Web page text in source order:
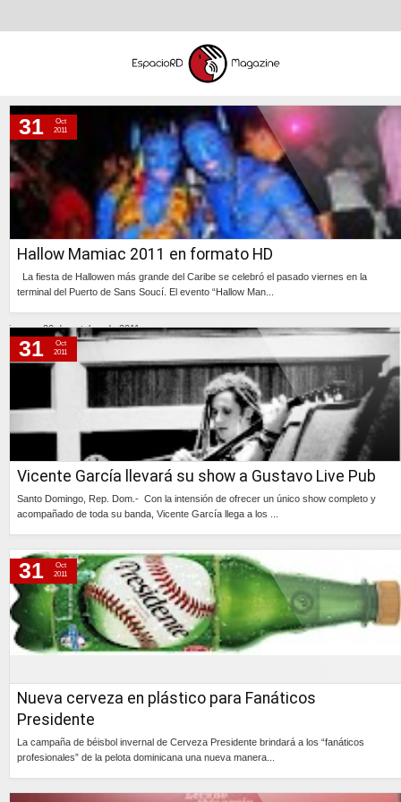
lunes, 31 de octubre de 2011
Hallow Mamiac 2011 en formato HD
La fiesta de Hallowen más grande del Caribe se celebró el pasado viernes en la
terminal del Puerto de Sans Soucí. El evento “Hallow Man...
31
Oct
2011
Vicente García llevará su show a Gustavo Live Pub
Santo Domingo, Rep. Dom.- Con la intensión de ofrecer un único show completo y
acompañado de toda su banda, Vicente García llega a los ...
31
Oct
2011
Nueva cerveza en plástico para Fanáticos
Presidente
La campaña de béisbol invernal de Cerveza Presidente brindará a los “fanáticos
profesionales” de la pelota dominicana una nueva manera...
31
Oct
2011
sábado, 29 de octubre de 2011
viernes, 28 de octubre de 2011
jueves, 27 de octubre de 2011
miércoles, 26 de octubre de 2011
martes, 25 de octubre de 2011
lunes, 24 de octubre de 2011
jueves, 20 de octubre de 2011